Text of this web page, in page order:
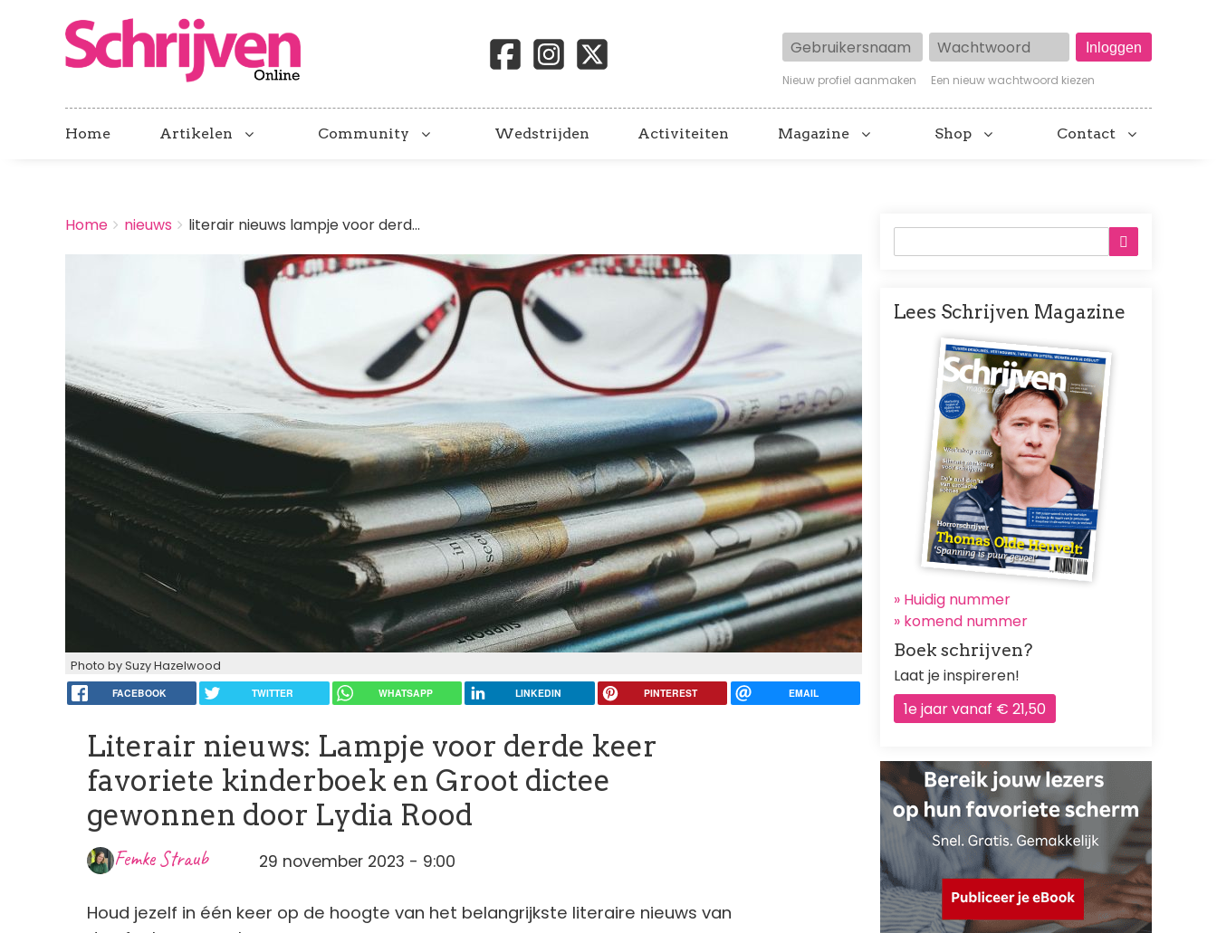
Gebruikersnaam Wachtwoord
Nieuw profiel aanmaken Een nieuw wachtwoord kiezen
Home Artikelen Community Wedstrijden Activiteiten Magazine Shop Contact
BREADCRUMBS
You
Home nieuws
literair nieuws lampje voor derd...
Photo by Suzy Hazelwood
FACEBOOK TWITTER WHATSAPP LINKEDIN PINTEREST EMAIL
Literair nieuws: Lampje voor derde keer
favoriete kinderboek en Groot dictee
gewonnen door Lydia Rood
Femke Straub 29 november 2023 - 9:00
Houd jezelf in één keer op de hoogte van het belangrijkste literaire nieuws van
Lees Schrijven Magazine
Afbeelding
» Huidig nummer
» komend nummer
Boek schrijven?
Laat je inspireren!
1e jaar vanaf € 21,50